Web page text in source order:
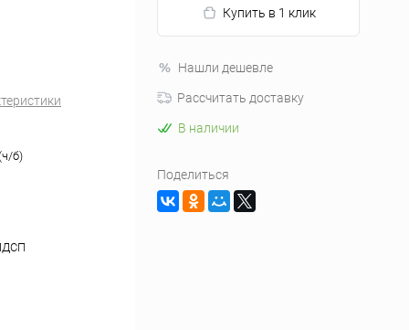
б)
Купить в 1 клик
Нашли дешевле
Рассчитать доставку
В наличии
Поделиться